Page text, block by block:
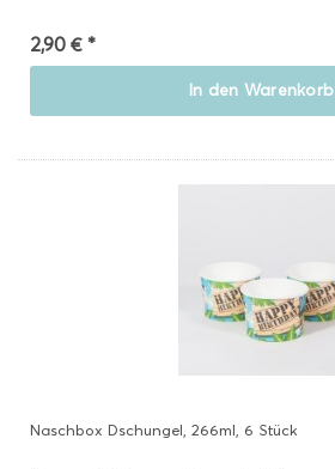
2,90 € *
In den Warenkorb
Naschbox Dschungel, 266ml, 6 Stück